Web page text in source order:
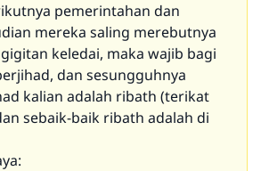
pemerintahan dan
mereka saling merebutnya
keledai, maka wajib bagi
dan sesungguhnya
kalian adalah ribath (terikat
sebaik-baik ribath adalah di